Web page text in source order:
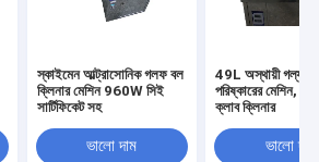
স্কাইমেন আল্ট্রাসোনিক গলফ বল
ক্লিনার মেশিন 960W সিই
সার্টিফিকেট সহ
ভালো দাম
49L অস্থায়ী গল্ফ
পরিষ্কারের মেশিন,
ক্লাব ক্লিনার
ভালো দাম